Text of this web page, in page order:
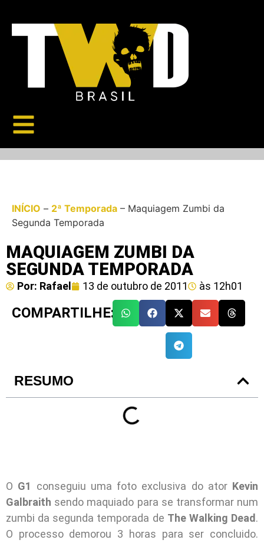
INÍCIO – 2ª Temporada – Maquiagem Zumbi da
Segunda Temporada
MAQUIAGEM ZUMBI DA
SEGUNDA TEMPORADA
Por: Rafael 13 de outubro de 2011 às 12h01
COMPARTILHE:
RESUMO
O G1 conseguiu uma foto exclusiva do ator Kevin
Galbraith sendo maquiado para se transformar num
zumbi da segunda temporada de The Walking Dead.
O processo demorou 3 horas para ser concluido.